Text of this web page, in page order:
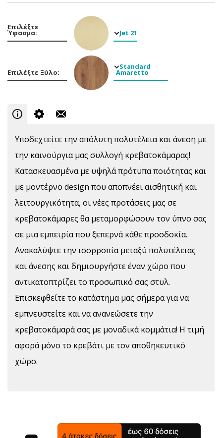
Επιλέξτε
Ύφασμα: Jet 21
Επιλέξτε Ξύλο:
Standard
Amaretto
Υποδεχτείτε την απόλυτη πολυτέλεια και άνεση με
την καινούργια μας συλλογή κρεβατοκάμαρας!
Κατασκευασμένα με υψηλά πρότυπα ποιότητας και
με μοντέρνο design που αποπνέει αισθητική και
λειτουργικότητα, οι νέες προτάσεις μας σε
κρεβατοκάμαρες θα μεταμορφώσουν τον ύπνο σας
σε μια εμπειρία που ξεπερνά κάθε προσδοκία.
Ανακαλύψτε την ισορροπία μεταξύ πολυτέλειας
και άνεσης και δημιουργήστε έναν χώρο που
αντικατοπτρίζει το προσωπικό σας στυλ.
Επισκεφθείτε το κατάστημα μας σήμερα για να
εμπνευστείτε και να ανανεώσετε την
κρεβατοκάμαρά σας με μοναδικά κομμάτια! Η τιμή
αφορά μόνο το κρεβάτι με τον αποθηκευτικό
χώρο.